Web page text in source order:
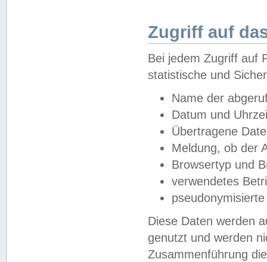
Zugriff auf
Bei jedem Zugriff auf
statistische und
Name der
Datum und
Übertragene
Meldung, ob der
Browsertyp und
verwendetes
Diese Daten werden
genutzt und werden
Zusammenführung